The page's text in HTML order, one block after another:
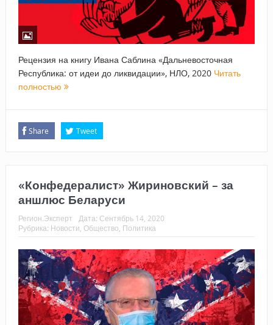
Рецензия на книгу Ивана Саблина «Дальневосточная
Республика: от идеи до ликвидации», НЛО, 2020 Читать
полностью
Share Tweet
«Конфедералист» Жириновский – за
аншлюс Беларуси
Регион.Эксперт Дата: Сентябрь 14, 2020
Рубрика: Новости, Общество, Политика